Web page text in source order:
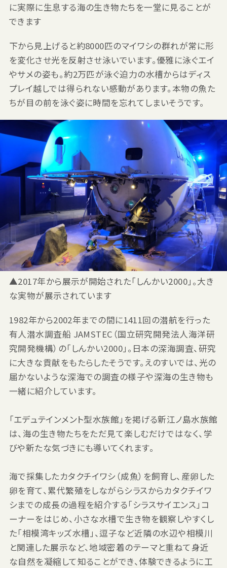
に実際に生息する海の生き物たちを一堂に見ることが
できます
下から見上げると約8000匹のマイワシの群れが常に形
を変化させ光を反射させ泳いでいます。優雅に泳ぐエイ
やサメの姿も。約2万匹が泳ぐ迫力の水槽からはディス
プレイ越しでは得られない感動があります。本物の魚た
ちが目の前を泳ぐ姿に時間を忘れてしまいそうです。
▲2017年から展示が開始された「しんかい2000」。大き
な実物が展示されています
1982年から2002年までの間に1411回の潜航を行った
有人潜水調査船 JAMSTEC（国立研究開発法人海洋研
究開発機構）の「しんかい2000」。日本の深海調査、研究
に大きな貢献をもたらしたそうです。えのすいでは、光の
届かないような深海での調査の様子や深海の生き物も
一緒に紹介しています。
「エデュテインメント型水族館」を掲げる新江ノ島水族館
は、海の生き物たちをただ見て楽しむだけではなく、学
びや新たな気づきにも導いてくれます。
海で採集したカタクチイワシ（成魚）を飼育し、産卵した
卵を育て、累代繁殖をしながらシラスからカタクチイワ
シまでの成長の過程を紹介する「シラスサイエンス」コ
ーナーをはじめ、小さな水槽で生き物を観察しやすくし
た「相模湾キッズ水槽」、逗子など近隣の水辺や相模川
と関連した展示など、地域密着のテーマと重ねて身近
な自然を凝縮して知ることができ、体験できるように工